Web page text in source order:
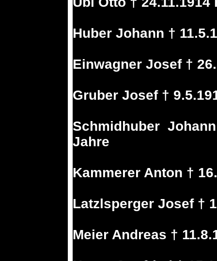
Huber Johann †
Einwagner Josef †
Gruber Josef †
Schmidhuber
Jahre
Kammerer Anton †
Latzlsperger Josef †
Meier Andreas †